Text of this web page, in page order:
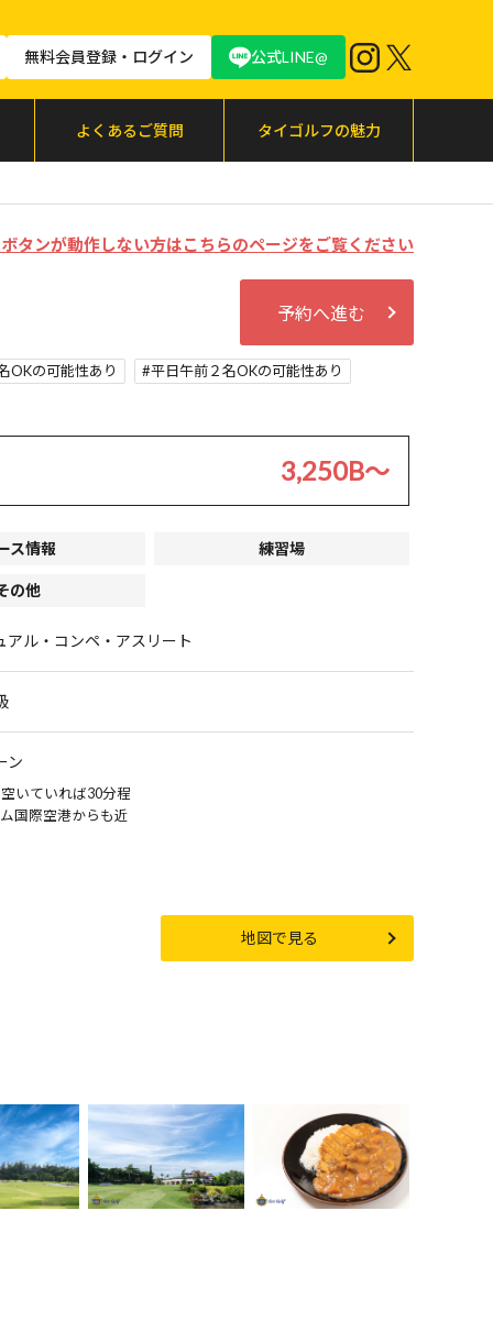
無料会員登録・ログイン 公式LINE@
よくあるご質問 タイゴルフの魅力
タンが動作しない方はこちらのページをご覧ください
予約へ進む
OKの可能性あり 平日午前２名OKの可能性あり
3,250B〜
ス情報 練習場
の他
アル・コンペ・アスリート
ン
いていれば30分程
国際空港からも近
地図で見る